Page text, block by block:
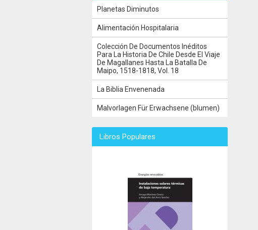
Planetas Diminutos
Alimentación Hospitalaria
Colección De Documentos Inéditos
Para La Historia De Chile Desde El Viaje
De Magallanes Hasta La Batalla De
Maipo, 1518-1818, Vol. 18
La Biblia Envenenada
Malvorlagen Für Erwachsene (blumen)
Libros Populares